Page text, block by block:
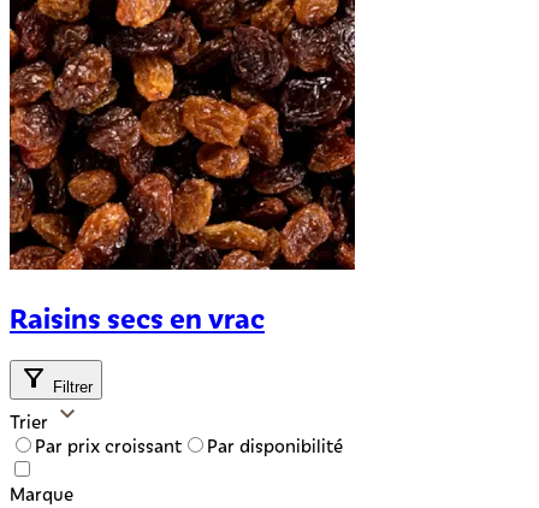
Raisins secs en vrac
Filtrer
Trier
Par prix croissant
Par disponibilité
Marque